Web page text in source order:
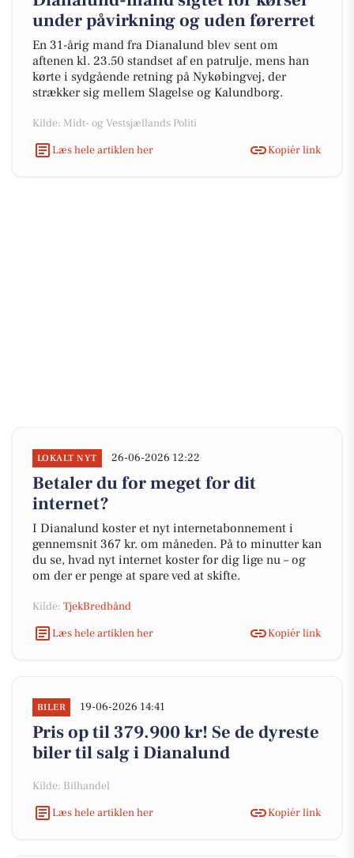
under påvirkning og uden førerret
En 31-årig mand fra Dianalund blev sent om
aftenen kl. 23.50 standset af en patrulje, mens han
kørte i sydgående retning på Nykøbingvej, der
strækker sig mellem Slagelse og Kalundborg.
Kilde: Midt- og Vestsjællands Politi
Læs hele artiklen her
Kopiér link
LOKALT NYT 26-06-2026 12:22
Betaler du for meget for dit
internet?
I Dianalund koster et nyt internetabonnement i
gennemsnit 367 kr. om måneden. På to minutter kan
du se, hvad nyt internet koster for dig lige nu – og
om der er penge at spare ved at skifte.
Kilde: TjekBredbånd
Læs hele artiklen her
Kopiér link
BILER 19-06-2026 14:41
Pris op til 379.900 kr! Se de dyreste
biler til salg i Dianalund
Kilde: Bilhandel
Læs hele artiklen her
Kopiér link